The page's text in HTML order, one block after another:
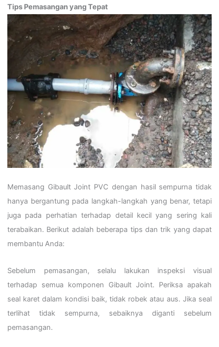
Tips Pemasangan yang Tepat
Memasang Gibault Joint PVC dengan hasil sempurna tidak
hanya bergantung pada langkah-langkah yang benar, tetapi
juga pada perhatian terhadap detail kecil yang sering kali
terabaikan. Berikut adalah beberapa tips dan trik yang dapat
membantu Anda:
Sebelum pemasangan, selalu lakukan inspeksi visual
terhadap semua komponen Gibault Joint. Periksa apakah
seal karet dalam kondisi baik, tidak robek atau aus. Jika seal
terlihat tidak sempurna, sebaiknya diganti sebelum
pemasangan.